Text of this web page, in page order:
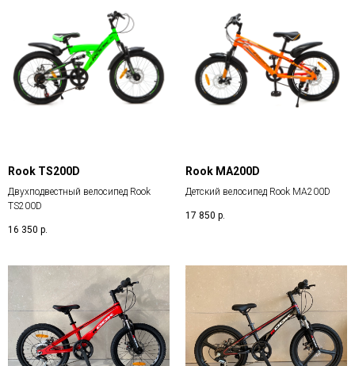
Rook TS200D
Двухподвестный велосипед Rook
TS200D
16 350 р.
Rook MA200D
Детский велосипед Rook MA200D
17 850 р.